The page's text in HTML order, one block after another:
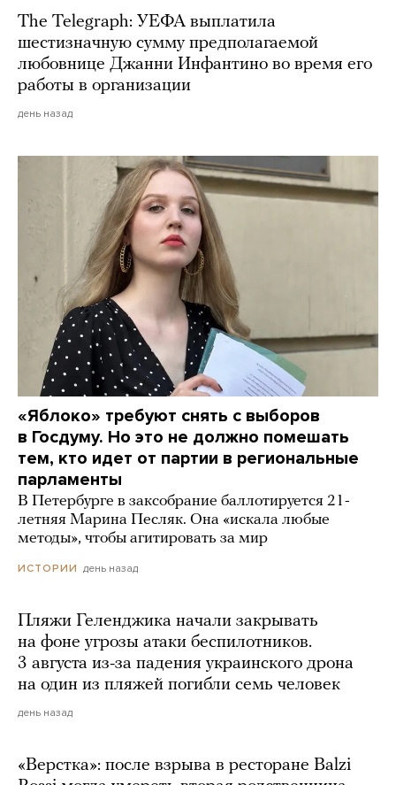
The Telegraph: УЕФА выплатила
шестизначную сумму предполагаемой
любовнице Джанни Инфантино во время его
работы в организации
день назад
«Яблоко» требуют снять с выборов
в Госдуму. Но это не должно помешать
тем, кто идет от партии в региональные
парламенты
В Петербурге в заксобрание баллотируется 21-
летняя Марина Песляк. Она «искала любые
методы», чтобы агитировать за мир
ИСТОРИИ день назад
Пляжи Геленджика начали закрывать
на фоне угрозы атаки беспилотников.
3 августа из-за падения украинского дрона
на один из пляжей погибли семь человек
день назад
«Верстка»: после взрыва в ресторане Balzi